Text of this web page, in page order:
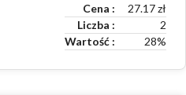
Cena 27.17zł
Liczba
2
Wartość
28%